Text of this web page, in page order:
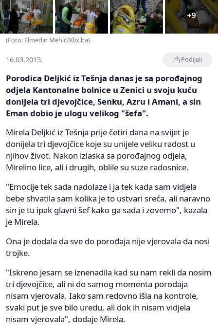
+9
(Foto: Elmedin Mehić/Klix.ba)
16.03.2015. Podijeli
Porodica Deljkić iz Tešnja danas je sa porođajnog
odjela Kantonalne bolnice u Zenici u svoju kuću
donijela tri djevojčice, Senku, Azru i Amani, a sin
Eman dobio je ulogu velikog "šefa".
Mirela Deljkić iz Tešnja prije četiri dana na svijet je
donijela tri djevojčice koje su unijele veliku radost u
njihov život. Nakon izlaska sa porođajnog odjela,
Mirelino lice, ali i drugih, oblile su suze radosnice.
"Emocije tek sada nadolaze i ja tek kada sam vidjela
bebe shvatila sam kolika je to ustvari sreća, ali naravno
sin je tu ipak glavni šef kako ga sada i zovemo", kazala
je Mirela.
Ona je dodala da sve do porođaja nije vjerovala da nosi
trojke.
"Iskreno jesam se iznenadila kad su nam rekli da nosim
tri djevojčice, ali ni do samog momenta porođaja
nisam vjerovala. Iako sam redovno išla na kontrole,
svaki put je sve bilo uredu, ali dok ih nisam vidjela
nisam vjerovala", dodaje Mirela.